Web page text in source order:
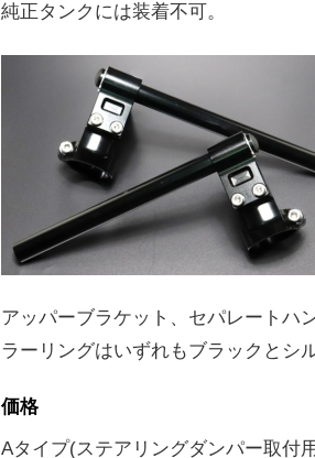
純正タンクには装着不可。
アッパーブラケット、セパレートハ
ラーリングはいずれもブラックとシ
価格
Aタイプ(ステアリングダンパー取付